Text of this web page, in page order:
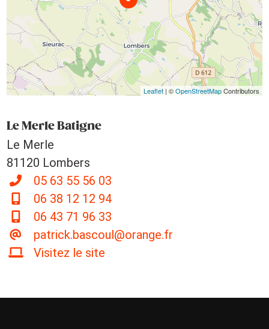
Leaflet| ©OpenStreetMapContributors
Le Merle Batigne
Le Merle
81120 Lombers
05 63 55 56 03
06 38 12 12 94
06 43 71 96 33
patrick.bascoul@orange.fr
Visitez le site